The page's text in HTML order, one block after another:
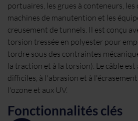
portuaires, les grues à conteneurs, les
machines de manutention et les
creusement de tunnels. Il est conçu
torsion tressée en polyester pour
tordre sous des contraintes
la traction et à la torsion). Le câble
difficiles, à l'abrasion et à
l'ozone et aux UV.
Fonctionnalités clés